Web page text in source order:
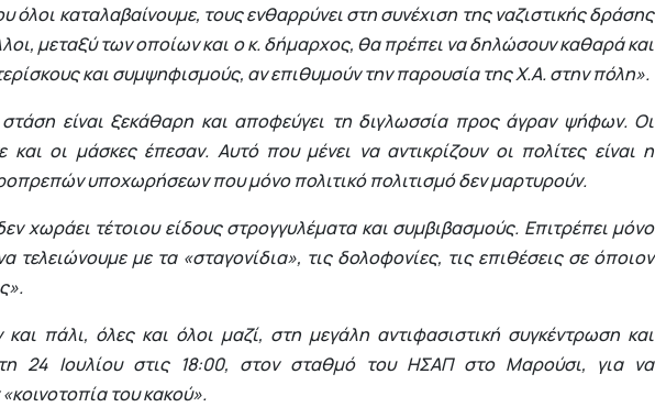
όλοι καταλαβαίνουμε, τους ενθαρρύνει στη συνέχιση της ναζιστικής δράσης
μεταξύ των οποίων και ο κ. δήμαρχος, θα πρέπει να δηλώσουν καθαρά και
και συμψηφισμούς, αν επιθυμούν την παρουσία της Χ.Α. στην πόλη».
είναι ξεκάθαρη και αποφεύγει τη διγλωσσία προς άγραν ψήφων. Οι
και οι μάσκες έπεσαν. Αυτό που μένει να αντικρίζουν οι πολίτες είναι η
υποχωρήσεων που μόνο πολιτικό πολιτισμό δεν μαρτυρούν.
χωράει τέτοιου είδους στρογγυλέματα και συμβιβασμούς. Επιτρέπει μόνο
τελειώνουμε με τα «σταγονίδια», τις δολοφονίες, τις επιθέσεις σε όποιον
πάλι, όλες και όλοι μαζί, στη μεγάλη αντιφασιστική συγκέντρωση και
24 Ιουλίου στις 18:00, στον σταθμό του ΗΣΑΠ στο Μαρούσι, για να
του κακού».